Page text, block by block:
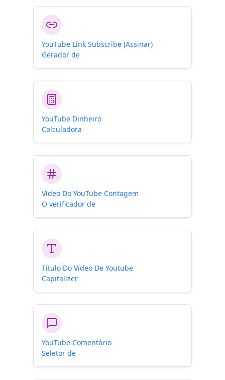
YouTube Link Subscribe (Assinar)
Gerador de
YouTube Dinheiro
Calculadora
Vídeo Do YouTube Contagem
O verificador de
Título Do Vídeo De Youtube
Capitalizer
YouTube Comentário
Seletor de